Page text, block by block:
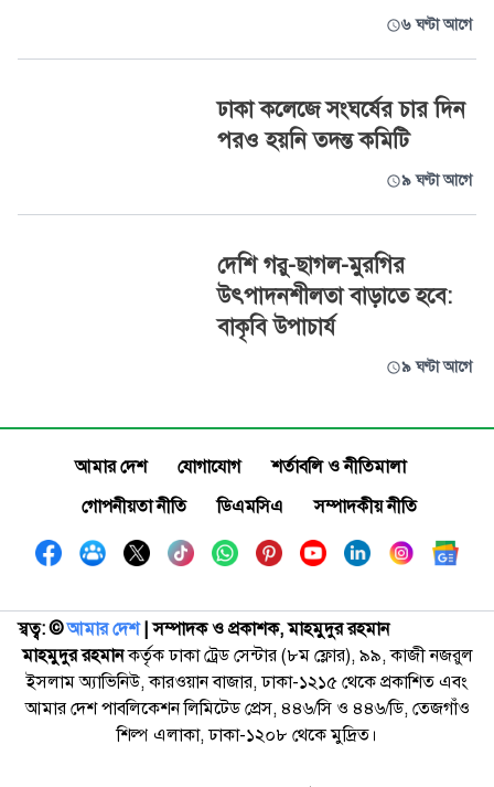
৬ ঘণ্টা আগে
ঢাকা কলেজে সংঘর্ষের চার দিন
পরও হয়নি তদন্ত কমিটি
৯ ঘণ্টা আগে
দেশি গরু-ছাগল-মুরগির
উৎপাদনশীলতা বাড়াতে হবে:
বাকৃবি উপাচার্য
৯ ঘণ্টা আগে
আমার দেশ যোগাযোগ
শর্তাবলি ও নীতিমালা
গোপনীয়তা নীতি
ডিএমসিএ সম্পাদকীয় নীতি
স্বত্ব: ©️আমার দেশ| সম্পাদক ও প্রকাশক, মাহমুদুর রহমান
মাহমুদুর রহমানকর্তৃক ঢাকা ট্রেড সেন্টার (৮ম ফ্লোর), ৯৯, কাজী নজরুল
ইসলাম অ্যাভিনিউ, কারওয়ান বাজার, ঢাকা-১২১৫ থেকে প্রকাশিত এবং
আমার দেশ পাবলিকেশন লিমিটেড প্রেস, ৪৪৬/সি ও ৪৪৬/ডি, তেজগাঁও
শিল্প এলাকা, ঢাকা-১২০৮ থেকে মুদ্রিত।